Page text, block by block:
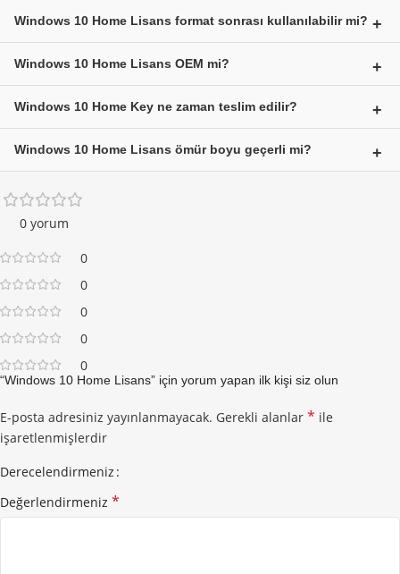
Windows 10 Home Lisans format sonrası kullanılabilir mi?
kullanılabilir.
Windows 10 Home Lisans OEM mi?
Windows 10 Home Key ne zaman teslim edilir?
kısa sürede gönderilir.
Windows 10 Home Lisans ömür boyu geçerli mi?
alır.
0 yorum
0
0
0
0
0
“Windows 10 Home Lisans” için yorum yapan ilk kişi siz olun
E-posta adresiniz yayınlanmayacak. Gerekli alanlar * ile
işaretlenmişlerdir
Derecelendirmeniz
Değerlendirmeniz *